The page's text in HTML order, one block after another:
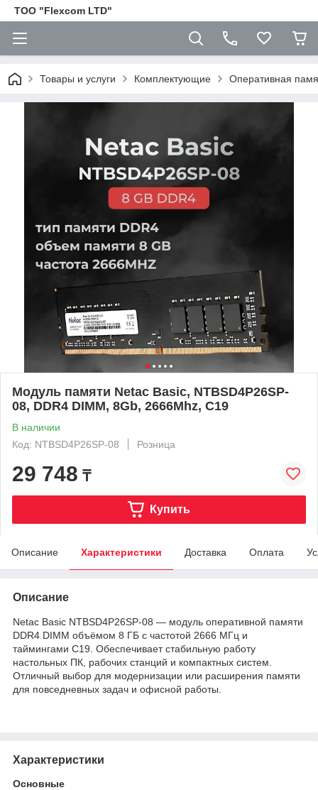
ТОО "Flexcom LTD"
Товары и услуги Комплектующие Оперативная
Модуль памяти Netac Basic, NTBSD4P26SP-
08, DDR4 DIMM, 8Gb, 2666Mhz, C19
В наличии
Код: NTBSD4P26SP-08
Розница
29 748 ₸
Купить
Описание Характеристики Доставка Оплата
Описание
Netac Basic NTBSD4P26SP-08 — модуль оперативной памяти
DDR4 DIMM объёмом 8 ГБ с частотой 2666 МГц и
таймингами C19. Обеспечивает стабильную работу
настольных ПК, рабочих станций и компактных систем.
Отличный выбор для модернизации или расширения памяти
для повседневных задач и офисной работы.
Характеристики
Основные